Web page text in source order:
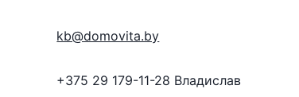
kb@domovita.by
+375 29 179-11-28 Владислав